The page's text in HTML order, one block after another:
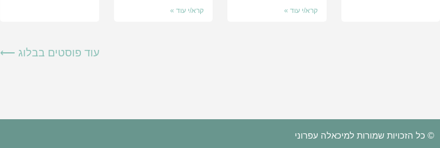
קרא/י עוד » קרא/י עוד »
עוד פוסטים בבלוג ⟵
© כל הזכויות שמורות למיכאלה עפרוני